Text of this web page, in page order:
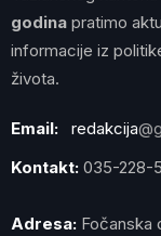
godina pratimo
informacije iz
života.
Email: redakcija
Kontakt: 035-228-
Adresa: Fočanska